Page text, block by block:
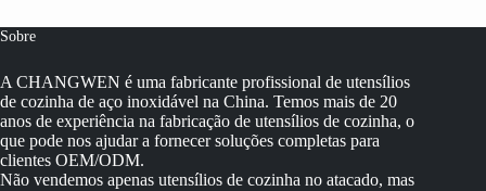
Sobre
A CHANGWEN é uma fabricante profissional de utensílios
de cozinha de aço inoxidável na China. Temos mais de 20
anos de experiência na fabricação de utensílios de cozinha, o
que pode nos ajudar a fornecer soluções completas para
clientes OEM/ODM.
Não vendemos apenas utensílios de cozinha no atacado, mas